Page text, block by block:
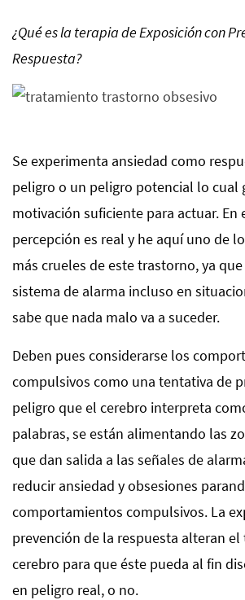
¿Qué es la terapia de Exposición con
Respuesta?
Se experimenta ansiedad como
peligro o un peligro potencial lo cual
motivación suficiente para actuar. En
percepción es real y he aquí uno de
más crueles de este trastorno, ya
sistema de alarma incluso en
sabe que nada malo va a suceder.
Deben pues considerarse los
compulsivos como una tentativa de
peligro que el cerebro interpreta
palabras, se están alimentando las
que dan salida a las señales de
reducir ansiedad y obsesiones
comportamientos compulsivos. La
prevención de la respuesta alteran
cerebro para que éste pueda al fin
en peligro real, o no.